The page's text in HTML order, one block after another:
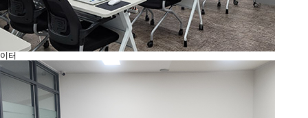
이터